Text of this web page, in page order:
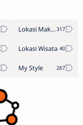
Lokasi Makan
Lokasi Wisata
My Style